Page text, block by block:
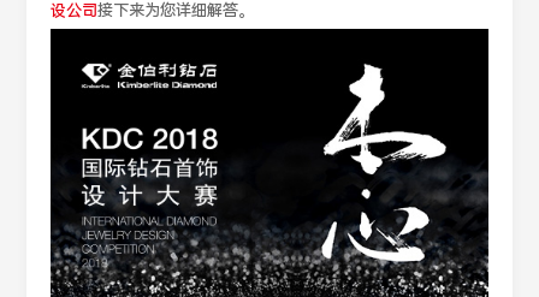
设公司接下来为您详细解答。